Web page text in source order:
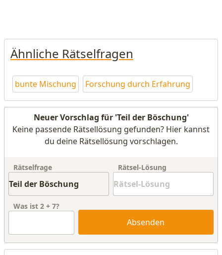
Ähnliche Rätselfragen
bunte Mischung Forschung durch Erfahrung
Neuer Vorschlag für 'Teil der Böschung'
Keine passende Rätsellösung gefunden? Hier kannst
du deine Rätsellösung vorschlagen.
Rätselfrage Rätsel-Lösung
Was ist 2 + 7?
Absenden